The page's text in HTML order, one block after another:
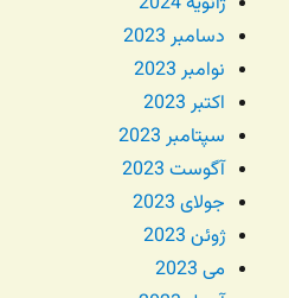
دسامبر 2023
نوامبر 2023
اکتبر 2023
سپتامبر 2023
آگوست 2023
جولای 2023
ژوئن 2023
می 2023